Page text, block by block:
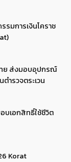
รมการเงินโคราช
ย ส่งมอบอุปกรณ์
ำรวจตระเวน
อบเอกสิทธิ์ใช้ชีวิต
Korat